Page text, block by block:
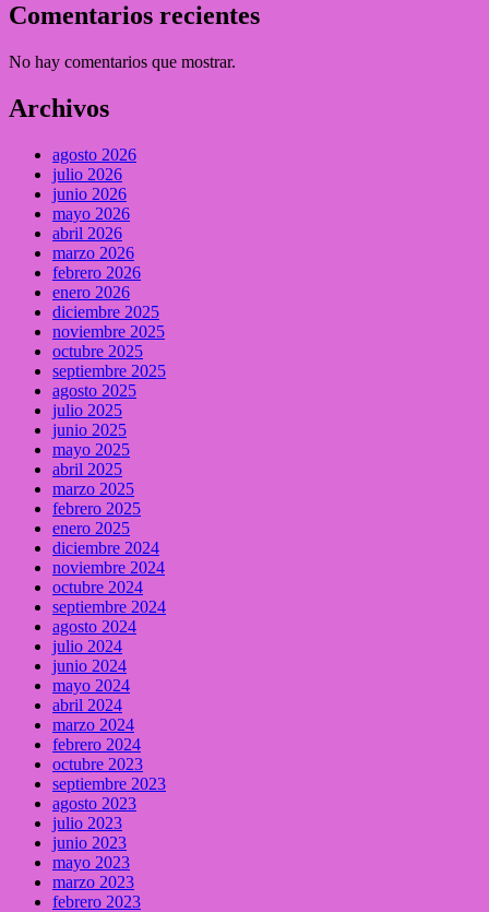
Comentarios recientes
No hay comentarios que mostrar.
Archivos
agosto 2026
julio 2026
junio 2026
mayo 2026
abril 2026
marzo 2026
febrero 2026
enero 2026
diciembre 2025
noviembre 2025
octubre 2025
septiembre 2025
agosto 2025
julio 2025
junio 2025
mayo 2025
abril 2025
marzo 2025
febrero 2025
enero 2025
diciembre 2024
noviembre 2024
octubre 2024
septiembre 2024
agosto 2024
julio 2024
junio 2024
mayo 2024
abril 2024
marzo 2024
febrero 2024
octubre 2023
septiembre 2023
agosto 2023
julio 2023
junio 2023
mayo 2023
marzo 2023
febrero 2023